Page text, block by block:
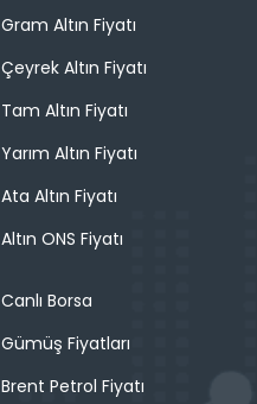
Gram Altın Fiyatı
Çeyrek Altın Fiyatı
Tam Altın Fiyatı
Yarım Altın Fiyatı
Ata Altın Fiyatı
Altın ONS Fiyatı
Canlı Borsa
Gümüş Fiyatları
Brent Petrol Fiyatı